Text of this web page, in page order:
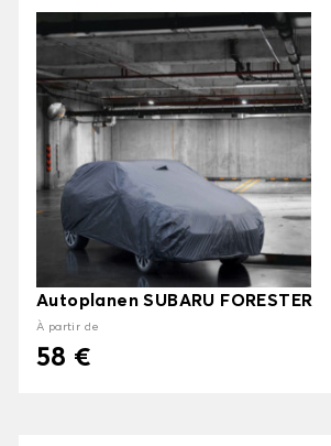
Autoplanen SUBARU FORESTER
À partir de
58 €